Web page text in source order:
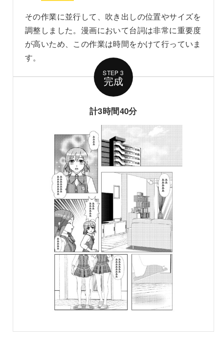
その作業に並行して、吹き出しの位置やサイズを
調整しました。漫画において台詞は非常に重要度
が高いため、この作業は時間をかけて行っていま
す。
STEP 3
計3時間40分